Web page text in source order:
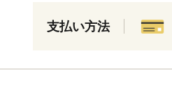
支払い方法